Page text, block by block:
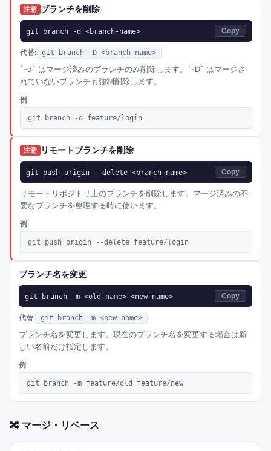
注意 ブランチを削除
git branch -d <branch-name> Copy
代替: git branch -D <branch-name>
`-d` はマージ済みのブランチのみ削除します。`-D` はマージさ
れていないブランチも強制削除します。
例:
git branch -d feature/login
注意 リモートブランチを削除
git push origin --delete <branch-name> Copy
リモートリポジトリ上のブランチを削除します。マージ済みの不
要なブランチを整理する時に使います。
例:
git push origin --delete feature/login
ブランチ名を変更
git branch -m <old-name> <new-name> Copy
代替: git branch -m <new-name>
ブランチ名を変更します。現在のブランチ名を変更する場合は新
しい名前だけ指定します。
例:
git branch -m feature/old feature/new
🔀 マージ・リベース